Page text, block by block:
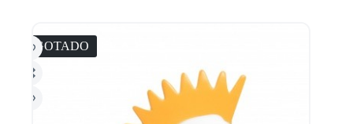
AGOTADO